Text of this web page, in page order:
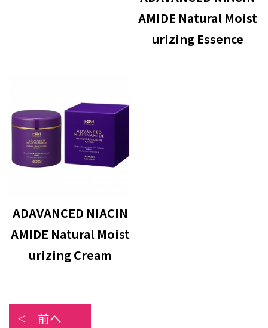
AMIDE Natural Moist
urizing Essence
ADAVANCED NIACIN
AMIDE Natural Moist
urizing Cream
前へ